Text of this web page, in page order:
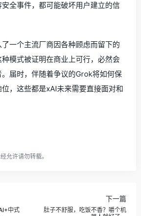
全事件，都可能破坏用户建立的信
一个主流厂商因各种顾虑而留下的
模式被证明在商业上可行，必然会
届时，伴随着争议的Grok将如何保
，这些都是xAI未来需要直接面对和
允许请勿转载。
中式
下一篇
肚子不舒服，吃饭不香？嚼个机